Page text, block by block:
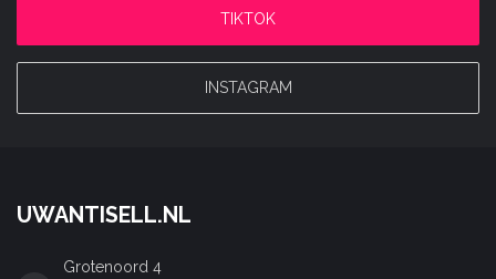
TIKTOK
INSTAGRAM
UWANTISELL.NL
Grotenoord 4